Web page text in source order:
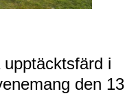
i
den 13